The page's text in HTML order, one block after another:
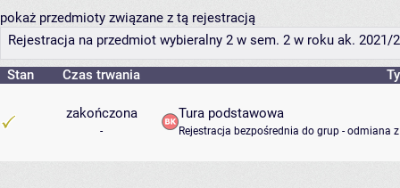
pokaż przedmioty związane z tą rejestracją
Rejestracja na przedmiot wybieralny 2 w sem. 2 w roku ak. 2021/
Stan Czas trwania
zakończona
-
Tura podstawowa
Rejestracja bezpośrednia do grup - odmiana